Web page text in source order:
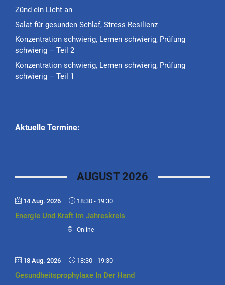
Zünd ein Licht an
Salat für gesunden Schlaf, Stress Resilienz
Konzentration schwierig, Lernen schwierig, Prüfung
schwierig – Teil 2
Konzentration schwierig, Lernen schwierig, Prüfung
schwierig – Teil 1
Aktuelle Termine:
AUGUST 2026
14 Aug. 2026 18:30 - 19:30
Energie Und Kraft Im Jahreskreis
Online
18 Aug. 2026 18:30 - 19:30
Gesundheitsprophylaxe In Der Hand